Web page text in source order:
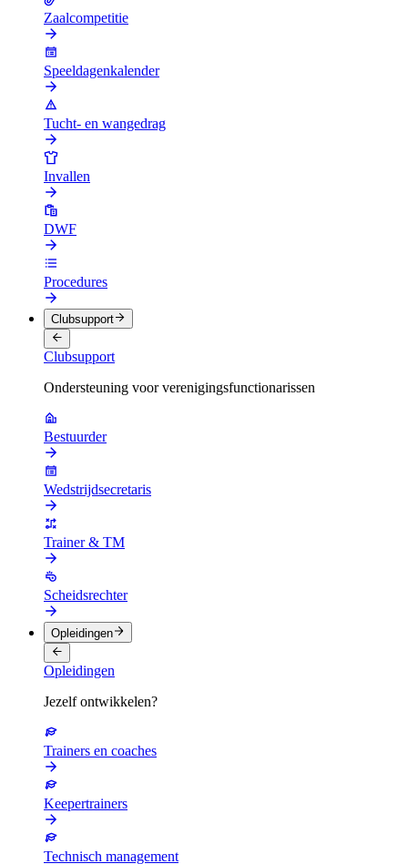
Zaalcompetitie
Speeldagenkalender
Tucht- en wangedrag
Invallen
DWF
Procedures
Clubsupport
Clubsupport
Ondersteuning voor verenigingsfunctionarissen
Bestuurder
Wedstrijdsecretaris
Trainer & TM
Scheidsrechter
Opleidingen
Opleidingen
Jezelf ontwikkelen?
Trainers en coaches
Keepertrainers
Technisch management